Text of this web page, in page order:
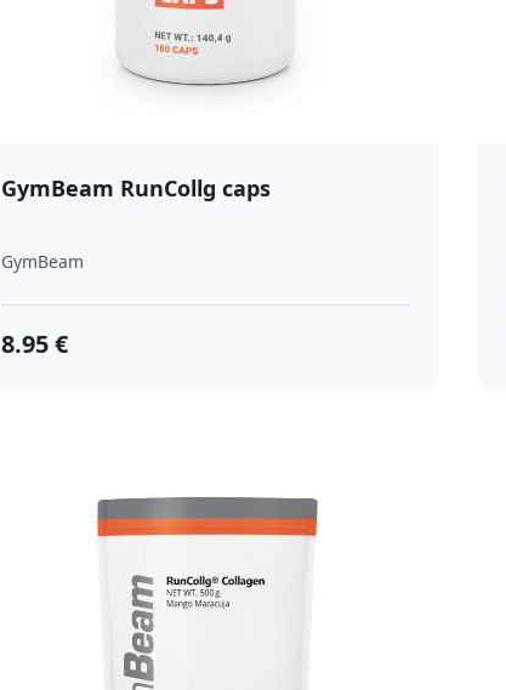
GymBeam RunCollg caps
GymBeam
8.95 €